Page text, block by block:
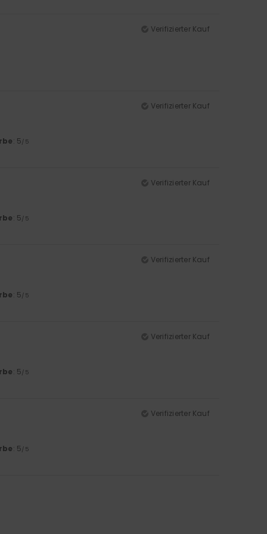
Verifizierter Kauf
Verifizierter Kauf
: 5/5
Verifizierter Kauf
: 5/5
Verifizierter Kauf
: 5/5
Verifizierter Kauf
: 5/5
Verifizierter Kauf
: 5/5